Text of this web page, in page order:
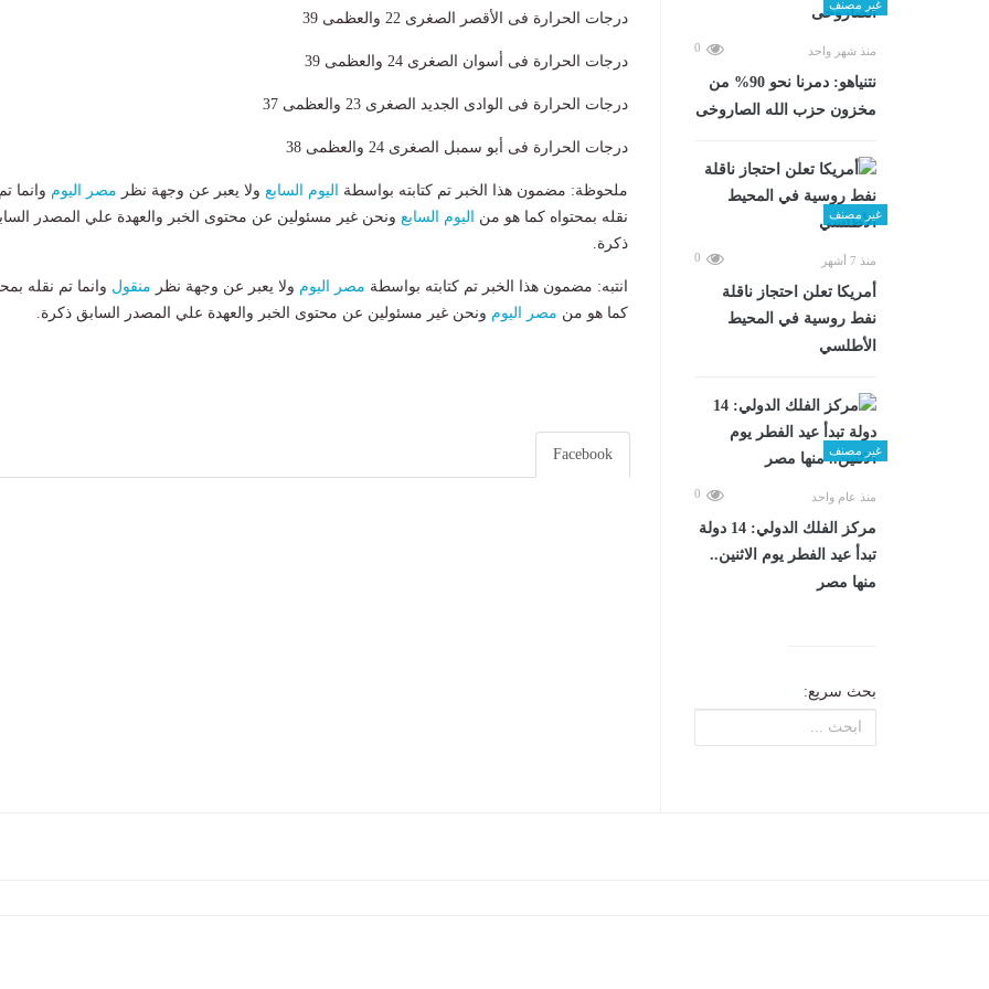
غير مصنف
منذ شهر واحد 0
نتنياهو: دمرنا نحو 90% من
مخزون حزب الله الصاروخى
غير مصنف
منذ 7 أشهر 0
أمريكا تعلن احتجاز ناقلة
نفط روسية في المحيط
الأطلسي
غير مصنف
منذ عام واحد 0
مركز الفلك الدولي: 14 دولة
تبدأ عيد الفطر يوم الاثنين..
منها مصر
بحث سريع:
درجات الحرارة فى الأقصر الصغرى 22 والعظمى 39
درجات الحرارة فى أسوان الصغرى 24 والعظمى 39
درجات الحرارة فى الوادى الجديد الصغرى 23 والعظمى 37
درجات الحرارة فى أبو سمبل الصغرى 24 والعظمى 38
ملحوظة: مضمون هذا الخبر تم كتابته بواسطة اليوم السابع ولا يعبر عن وجهة نظر مصر اليوم وانما تم
نقله بمحتواه كما هو من
اليوم السابع ونحن غير مسئولين عن محتوى الخبر والعهدة علي المصدر
ذكرة.
انتبه: مضمون هذا الخبر تم كتابته بواسطة مصر اليوم ولا يعبر عن وجهة نظر منقول وانما تم نقله
كما هو من مصر اليوم ونحن غير مسئولين عن محتوى الخبر والعهدة علي المصدر السابق ذكرة.
Facebook